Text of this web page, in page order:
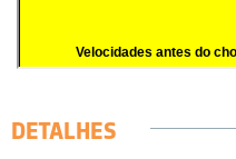
DETALHES